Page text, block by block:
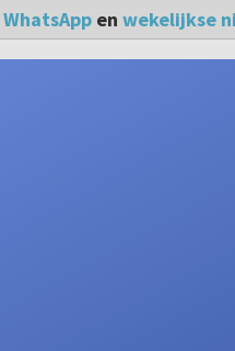
WhatsAppen wekelijkse